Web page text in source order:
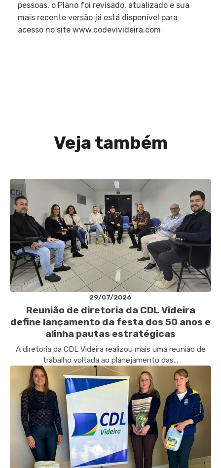
pessoas, o Plano foi revisado, atualizado e sua
mais recente versão já está disponível para
acesso no site www.codevivideira.com
Veja também
29/07/2026
Reunião de diretoria da CDL Videira
define lançamento da festa dos 50 anos e
alinha pautas estratégicas
A diretoria da CDL Videira realizou mais uma reunião de
trabalho voltada ao planejamento das...